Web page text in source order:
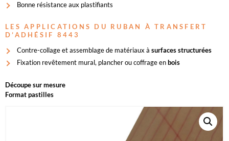
Bonne résistance aux plastifiants
LES APPLICATIONS DU RUBAN À TRANSFERT
D’ADHÉSIF 8443
Contre-collage et assemblage de matériaux à surfaces structurées
Fixation revêtement mural, plancher ou coffrage enbois
Découpe sur mesure
Format pastilles